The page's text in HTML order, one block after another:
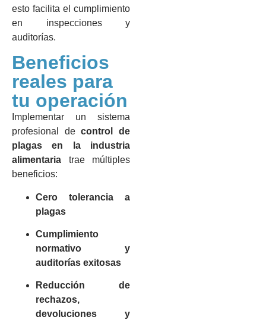
esto facilita el cumplimiento
en inspecciones y
auditorías.
Beneficios
reales para
tu operación
Implementar un sistema
profesional decontrol de
plagas en la industria
alimentaria trae múltiples
beneficios:
Cero tolerancia a
plagas
Cumplimiento
normativo y
auditorías exitosas
Reducción de
rechazos,
devoluciones y